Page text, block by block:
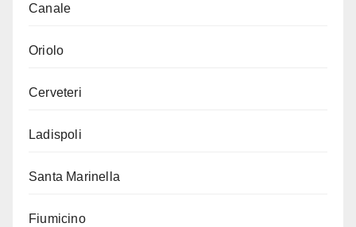
Canale
Oriolo
Cerveteri
Ladispoli
Santa Marinella
Fiumicino